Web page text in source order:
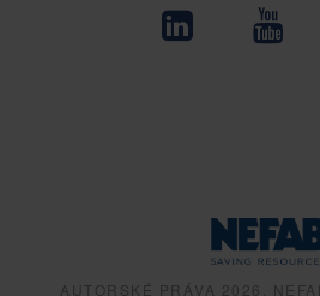
AUTORSKÉ PRÁVA 2026,